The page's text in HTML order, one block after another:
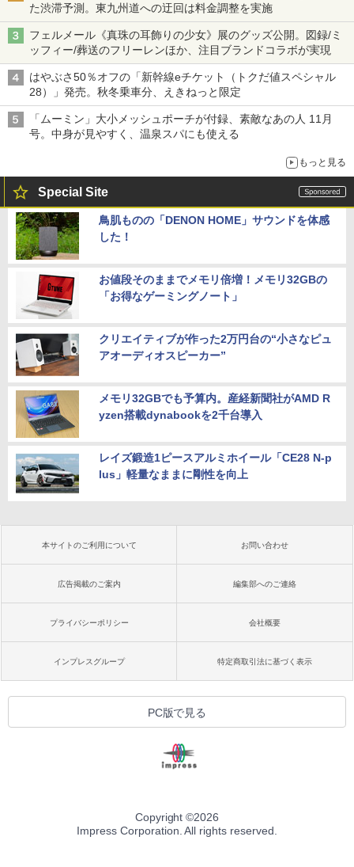
た渋滞予測。東九州道への迂回は料金調整を実施
フェルメール《真珠の耳飾りの少女》展のグッズ公開。図録/ミ
ッフィー/葬送のフリーレンほか、注目ブランドコラボが実現
はやぶさ50％オフの「新幹線eチケット（トクだ値スペシャル
28）」発売。秋冬乗車分、えきねっと限定
「ムーミン」大小メッシュポーチが付録、素敵なあの人 11月
号。中身が見やすく、温泉スパにも使える
もっと見る
Special Site
鳥肌ものの「DENON HOME」サウンドを体感
した！
お値段そのままでメモリ倍増！メモリ32GBの
「お得なゲーミングノート」
クリエイティブが作った2万円台の“小さなピュ
アオーディオスピーカー”
メモリ32GBでも予算内。産経新聞社がAMD R
yzen搭載dynabookを2千台導入
レイズ鍛造1ピースアルミホイール「CE28 N-p
lus」軽量なままに剛性を向上
本サイトのご利用について お問い合わせ
広告掲載のご案内 編集部へのご連絡
プライバシーポリシー 会社概要
インプレスグループ 特定商取引法に基づく表示
PC版で見る
Copyright ©2026
Impress Corporation. All rights reserved.